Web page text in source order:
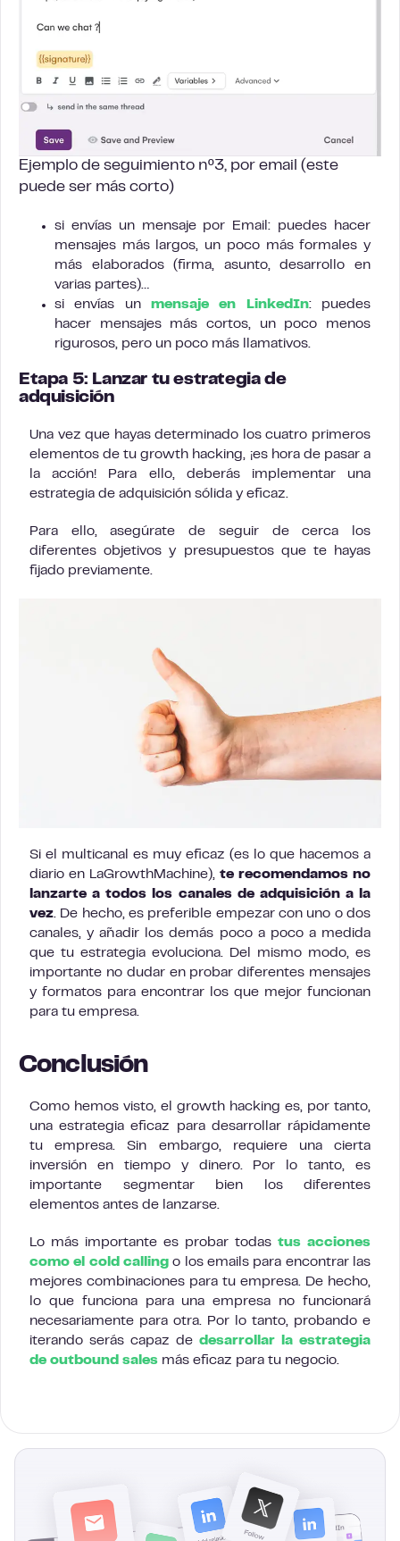
Ejemplo de seguimiento nº3, por email (este
puede ser más corto)
si envías un mensaje por Email: puedes hacer
mensajes más largos, un poco más formales y
más elaborados (firma, asunto, desarrollo en
varias partes)…
si envías un mensaje en LinkedIn: puedes
hacer mensajes más cortos, un poco menos
rigurosos, pero un poco más llamativos.
Etapa 5: Lanzar tu estrategia de
adquisición
Una vez que hayas determinado los cuatro primeros
elementos de tu growth hacking, ¡es hora de pasar a
la acción! Para ello, deberás implementar una
estrategia de adquisición sólida y eficaz.
Para ello, asegúrate de seguir de cerca los
diferentes objetivos y presupuestos que te hayas
fijado previamente.
Si el multicanal es muy eficaz (es lo que hacemos a
diario en LaGrowthMachine), te recomendamos no
lanzarte a todos los canales de adquisición a la
vez. De hecho, es preferible empezar con uno o dos
canales, y añadir los demás poco a poco a medida
que tu estrategia evoluciona. Del mismo modo, es
importante no dudar en probar diferentes mensajes
y formatos para encontrar los que mejor funcionan
para tu empresa.
Conclusión
Como hemos visto, el growth hacking es, por tanto,
una estrategia eficaz para desarrollar rápidamente
tu empresa. Sin embargo, requiere una cierta
inversión en tiempo y dinero. Por lo tanto, es
importante segmentar bien los diferentes
elementos antes de lanzarse.
Lo más importante es probar todas tus acciones
como el cold calling o los emails para encontrar las
mejores combinaciones para tu empresa. De hecho,
lo que funciona para una empresa no funcionará
necesariamente para otra. Por lo tanto, probando e
iterando serás capaz de desarrollar la estrategia
de outbound sales más eficaz para tu negocio.